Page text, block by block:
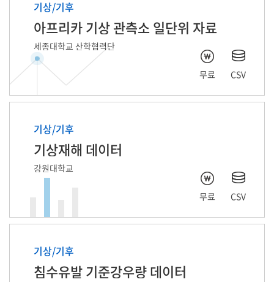
최저 현지기압
최대 기온
최대 현지기압
기준 일시
최고최대파고(m)
최저 수온
용자의 가시성을 위해 상위 30개로 제한하여 표출됩니다.
기상/기후
아프리카 기상 관측소 일단위 자료
세종대학교 산학협력단
무료 CSV
기상/기후
기상재해 데이터
강원대학교
무료 CSV
기상/기후
침수유발 기준강우량 데이터